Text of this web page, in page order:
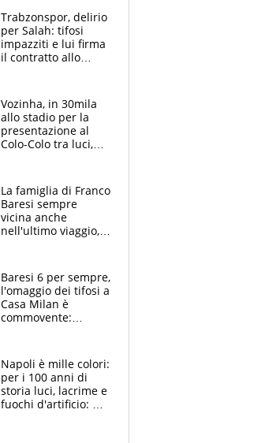
Trabzonspor, delirio
per Salah: tifosi
impazziti e lui firma
il contratto allo
Vozinha, in 30mila
allo stadio per la
presentazione al
Colo-Colo tra luci,
La famiglia di Franco
Baresi sempre
vicina anche
nell'ultimo viaggio,
circondati
dall'affetto dei tifosi
Baresi 6 per sempre,
l'omaggio dei tifosi a
Casa Milan è
commovente:
bigliettini
Napoli è mille colori:
per i 100 anni di
storia luci, lacrime e
fuochi d'artificio: De